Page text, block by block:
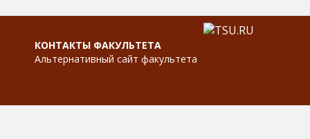
КОНТАКТЫ ФАКУЛЬТЕТА
Альтернативный сайт факультета